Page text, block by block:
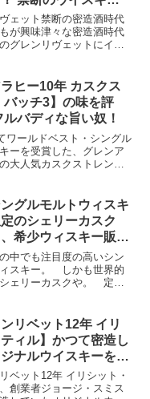
ェット禁断の密造酒時代
が興味津々な密造酒時代
グレンリヴェットにイン
とどう違うのか！？ 一本
にレビューするでぇ〜。
ラヒー10年 カスクス
バッチ3】の味を評
バディな旨い奴！
ワールドベスト・シングル
ーを受賞した、グレンア
大人気カスクストレング
でごっつ旨い、一飲の価
スキー。
グルモルトウィスキ
のシェリーカスク
希少ウィスキー販売
日 その2
中でも注目度の高いシン
スキー。 しかも世界的
ェリーカスクや。 定価
ンリベット12年 イリ
ィル】かつて密造し
ナルウイスキーをも
ベット12年 イリシット・
創業者ジョージ・スミス